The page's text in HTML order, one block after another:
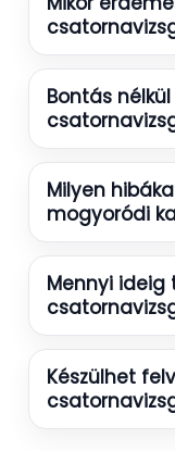
Bontás
Milyen
mogyoródi
Mennyi
Készülhet